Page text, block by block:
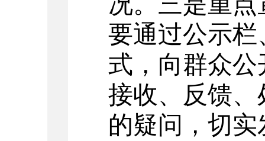
要通过公示
式，向群众
接收、反馈
的疑问，切